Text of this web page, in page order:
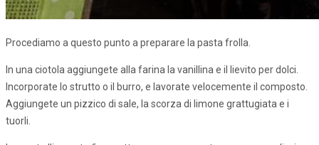
Procediamo a questo punto a preparare la pasta frolla.
In una ciotola aggiungete alla farina la vanillina e il lievito per dolci.
Incorporate lo strutto o il burro, e lavorate velocemente il composto.
Aggiungete un pizzico di sale, la scorza di limone grattugiata e i
tuorli.